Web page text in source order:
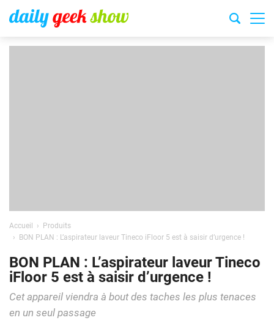
Accueil
Produits
BON PLAN : L’aspirateur laveur Tineco iFloor 5 est à saisir d’urgence !
BON PLAN : L’aspirateur laveur Tineco
iFloor 5 est à saisir d’urgence !
Cet appareil viendra à bout des taches les plus tenaces
en un seul passage